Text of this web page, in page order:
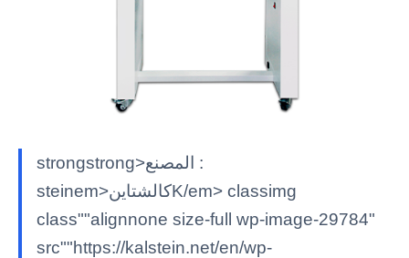
strongstrong>المصنع :
steinem>كالشتاينK/em> classimg
class""alignnone size-full wp-image-29784"
src""https://kalstein.net/en/wp-